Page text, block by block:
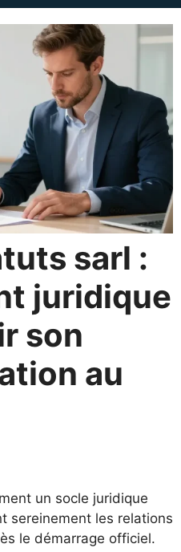
sarl :
juridique
son
au
un socle juridique
sereinement les relations
le démarrage officiel.